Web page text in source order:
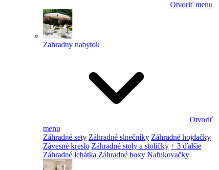
Otvoriť menu
Zahradny nabytok
Otvoriť
menu
Záhradné sety Záhradné slnečníky Záhradné hojdačky
Závesné kreslo Záhradné stoly a stoličky + 3 ďalšie
Záhradné lehátka Záhradné boxy Nafukovačky